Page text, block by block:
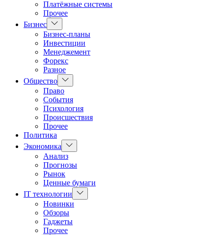
Платёжные системы
Прочее
Бизнес Показать
подменю
Бизнес-планы
Инвестиции
Менеджемент
Форекс
Разное
Общество Показать
подменю
Право
События
Психология
Происшествия
Прочее
Политика
Экономика
Показать
подменю
Анализ
Прогнозы
Рынок
Ценные бумаги
IT технологии
Показать
подменю
Новинки
Обзоры
Гаджеты
Прочее